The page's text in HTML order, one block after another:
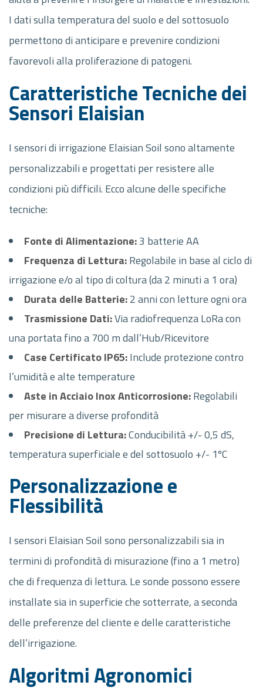
I dati sulla temperatura del suolo e del sottosuolo
permettono di anticipare e prevenire condizioni
favorevoli alla proliferazione di patogeni.
Caratteristiche Tecniche dei
Sensori Elaisian
I sensori di irrigazione Elaisian Soil sono altamente
personalizzabili e progettati per resistere alle
condizioni più difficili. Ecco alcune delle specifiche
tecniche:
Fonte di Alimentazione:3 batterie AA
Frequenza di Lettura:Regolabile in base al ciclo di
irrigazione e/o al tipo di coltura (da 2 minuti a 1 ora)
Durata delle Batterie:2 anni con letture ogni ora
Trasmissione Dati:Via radiofrequenza LoRa con
una portata fino a 700 m dall’Hub/Ricevitore
Case Certificato IP65:Include protezione contro
l’umidità e alte temperature
Aste in Acciaio Inox Anticorrosione:Regolabili
per misurare a diverse profondità
Precisione di Lettura:Conducibilità +/- 0,5 dS,
temperatura superficiale e del sottosuolo +/- 1ºC
Personalizzazione e
Flessibilità
I sensori Elaisian Soil sono personalizzabili sia in
termini di profondità di misurazione (fino a 1 metro)
che di frequenza di lettura. Le sonde possono essere
installate sia in superficie che sotterrate, a seconda
delle preferenze del cliente e delle caratteristiche
dell’irrigazione.
Algoritmi Agronomici